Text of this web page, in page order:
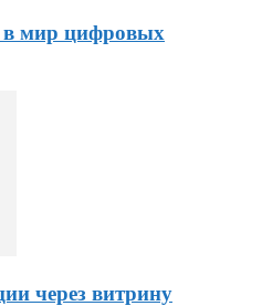
в мир цифровых
через витрину